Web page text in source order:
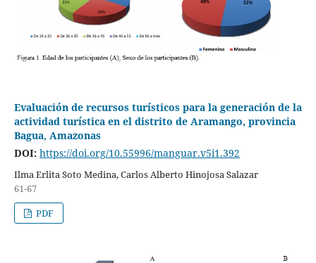
Evaluación de recursos turísticos para la generación de la
actividad turística en el distrito de Aramango, provincia
Bagua, Amazonas
DOI: https://doi.org/10.55996/manguar.v5i1.392
Ilma Erlita Soto Medina, Carlos Alberto Hinojosa Salazar
61-67
PDF